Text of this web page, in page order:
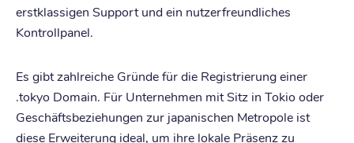
erstklassigen Support und ein nutzerfreundliches
Kontrollpanel.
Es gibt zahlreiche Gründe für die Registrierung einer
.tokyo Domain. Für Unternehmen mit Sitz in Tokio oder
Geschäftsbeziehungen zur japanischen Metropole ist
diese Erweiterung ideal, um ihre lokale Präsenz zu